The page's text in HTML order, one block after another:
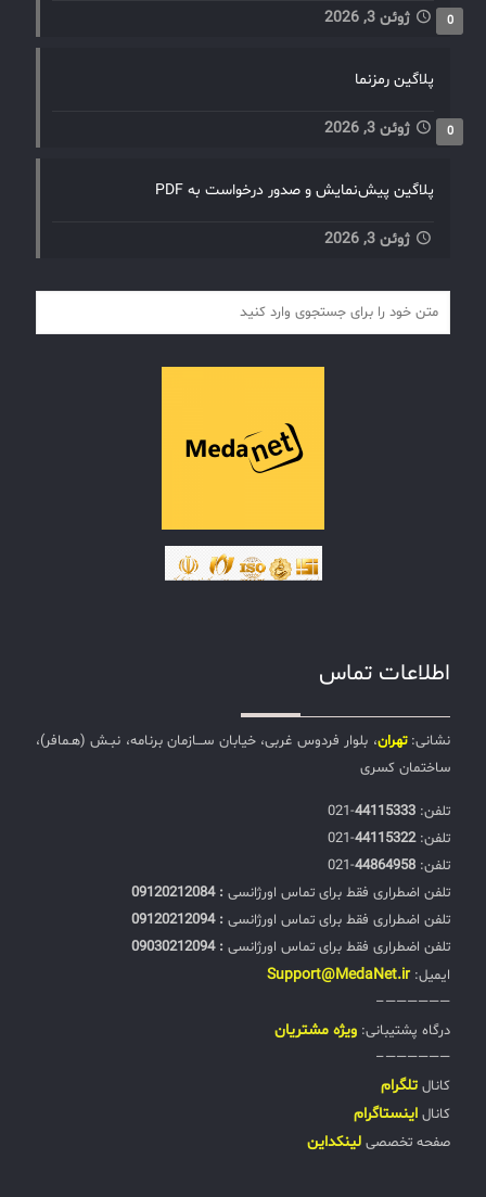
ژوئن 3, 2026 0
پلاگین رمزنما
ژوئن 3, 2026 0
پلاگین پیش‌نمایش و صدور درخواست به PDF
ژوئن 3, 2026
اطلاعات تماس
نشانی:تهران، بلوار فردوس غربی، خیابان ســـازمان برنامه، نبـش (هـمافر)،
ساختمان کسری
تلفن:‌ 44115333
-021
تلفن:‌44115322
-021
تلفن:‌ 44864958
-021
تلفن اضطراری فقط برای تماس اورژانسی : 09120212084
تلفن اضطراری فقط برای تماس اورژانسی : 09120212094
تلفن اضطراری فقط برای تماس اورژانسی : 09030212094
ایمیل: Support@MedaNet.ir
——————–
درگاه پشتیبانی: ويژه مشتریان
——————–
کانال تلگرام
کانال اینستاگرام
صفحه تخصصی لینکداین